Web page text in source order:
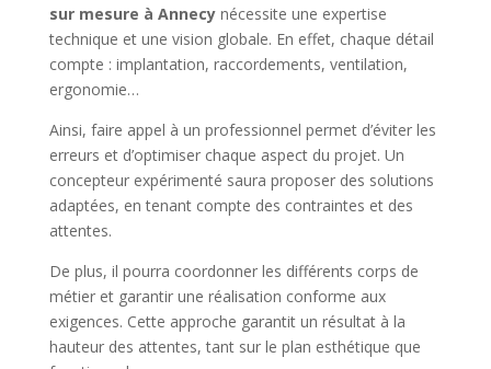
sur mesure à Annecynécessite une expertise
technique et une vision globale. En effet, chaque détail
compte : implantation, raccordements, ventilation,
ergonomie…
Ainsi, faire appel à un professionnel permet d’éviter les
erreurs et d’optimiser chaque aspect du projet. Un
concepteur expérimenté saura proposer des solutions
adaptées, en tenant compte des contraintes et des
attentes.
De plus, il pourra coordonner les différents corps de
métier et garantir une réalisation conforme aux
exigences. Cette approche garantit un résultat à la
hauteur des attentes, tant sur le plan esthétique que